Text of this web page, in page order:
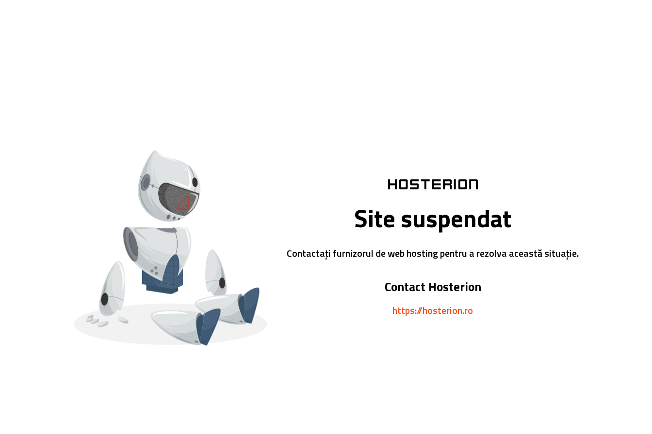
Site suspendat
Contactați furnizorul de web hosting pentru a rezolva această situație.
Contact Hosterion
https://hosterion.ro